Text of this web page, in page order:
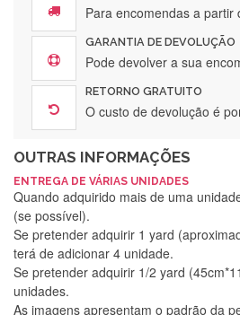
Para encomendas a partir
GARANTIA DE DEVOLUÇÃO
Pode devolver a sua
RETORNO GRATUITO
O custo de devolução é
OUTRAS INFORMAÇÕES
ENTREGA DE VÁRIAS UNIDADES
Quando adquirido mais de uma
(se possível).
Se pretender adquirir 1 yard
terá de adicionar 4 unidade.
Se pretender adquirir 1/2 yard
unidades.
As imagens apresentam o padrão da